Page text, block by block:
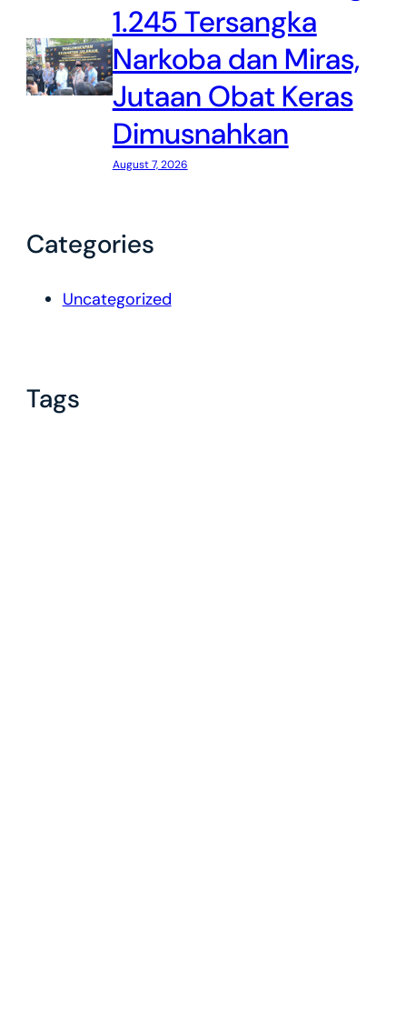
1.245 Tersangka
Narkoba dan Miras,
Jutaan Obat Keras
Dimusnahkan
August 7, 2026
Categories
Uncategorized
Tags